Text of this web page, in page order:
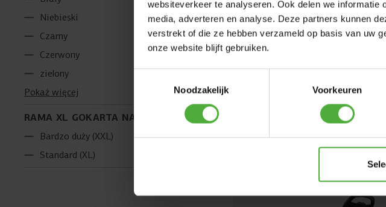
websiteverkeer te analyseren. Ook delen we
media, adverteren en analyse. Deze partners kunnen
verstrekt of die ze hebben verzameld op basis van uw
onze website blijft gebruiken.
Noodzakelijk
Voorkeuren
Niebieski
Czarny
Czerwony
zielony
Pokaż więcej
RAMA XL GOKARTA NA PEDAŁY
Bardzo duży (XXL)
Standard (XL)
Dostawa w ciągu 3-4 dni
Porównaj